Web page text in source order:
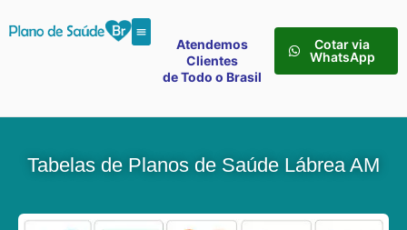
Atendemos
Clientes
de Todo o Brasil
Cotar via
WhatsApp
Tabelas de Planos de Saúde Lábrea AM